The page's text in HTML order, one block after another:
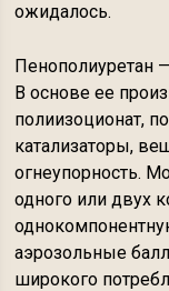
ожидалось.
Пенополиуретан
В основе ее
полиизоционат,
катализаторы,
огнеупорность.
одного или двух
аэрозольные
широкого